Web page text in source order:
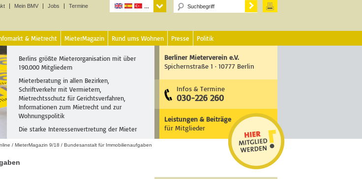
Mein BMV Jobs Termine
& Mietrecht MieterMagazin Rund ums Wohnen Presse Politik
Berlins größte Mieterorganisation mit über
190.000 Mitgliedern
Mieterberatung in allen Bezirken,
Schriftverkehr mit Vermietern,
Mietrechtsschutz für Gerichtsverfahren,
Informationen zum Mietrecht und zur
Wohnungspolitik
Die starke Interessenvertretung der Mieter
Berliner Mieterverein e.V.
Spichernstraße 1 · 10777 Berlin
Infos & Termine
030-226 260
Leistungen & Beiträge
für Mitglieder
/ MieterMagazin 9/18 / Bundesanstalt für Immobilienaufgaben